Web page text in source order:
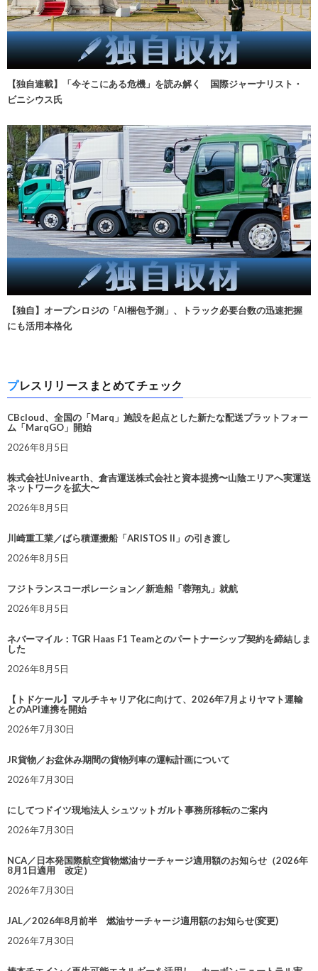
【独自連載】「今そこにある危機」を読み解く 国際ジャーナリスト・
ビニシウス氏
【独自】オープンロジの「AI梱包予測」、トラック必要台数の迅速把握
にも活用本格化
プレスリリースまとめてチェック
CBcloud、全国の「Marq」施設を起点とした新たな配送プラットフォー
ム「MarqGO」開始
2026年8月5日
株式会社Univearth、倉吉運送株式会社と資本提携〜山陰エリアへ実運送
ネットワークを拡大〜
2026年8月5日
川崎重工業／ばら積運搬船「ARISTOS II」の引き渡し
2026年8月5日
フジトランスコーポレーション／新造船「蓉翔丸」就航
2026年8月5日
ネバーマイル：TGR Haas F1 Teamとのパートナーシップ契約を締結しま
した
2026年8月5日
【トドケール】マルチキャリア化に向けて、2026年7月よりヤマト運輸
とのAPI連携を開始
2026年7月30日
JR貨物／お盆休み期間の貨物列車の運転計画について
2026年7月30日
にしてつドイツ現地法人 シュツットガルト事務所移転のご案内
2026年7月30日
NCA／日本発国際航空貨物燃油サーチャージ適用額のお知らせ（2026年
8月1日適用 改定）
2026年7月30日
JAL／2026年8月前半 燃油サーチャージ適用額のお知らせ(変更)
2026年7月30日